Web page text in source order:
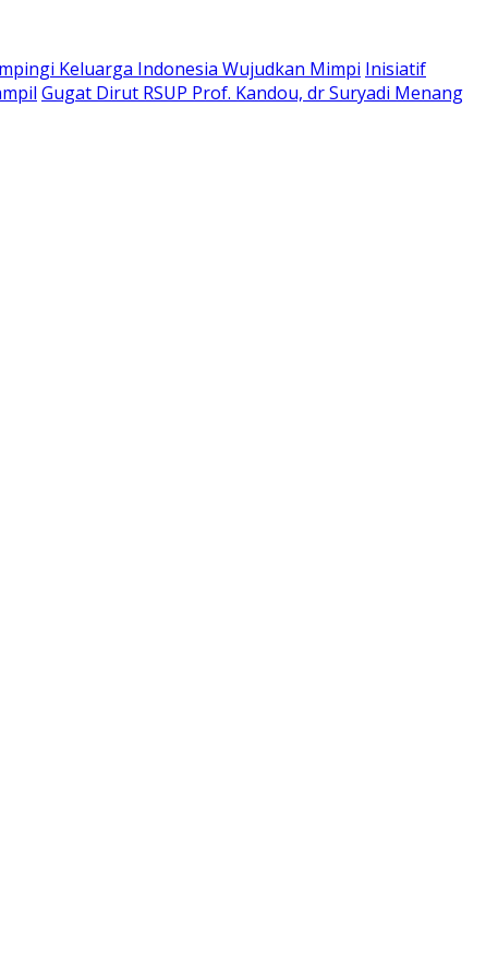
Keluarga Indonesia Wujudkan Mimpi Inisiatif
Gugat Dirut RSUP Prof. Kandou, dr Suryadi Menang